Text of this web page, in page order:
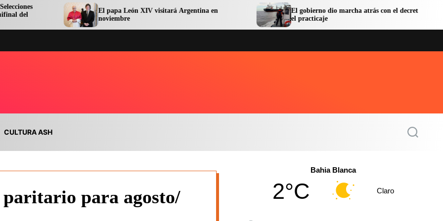
El papa León XIV visitará Argentina en
noviembre
El gobierno dio marcha atrás con el decreto sobre
el practicaje
CULTURA ASH
S
para agosto/
Bahia Blanca
2°C Claro